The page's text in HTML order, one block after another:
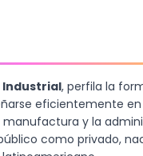
Industrial, perfila la
eficientemente
y la
como privado,